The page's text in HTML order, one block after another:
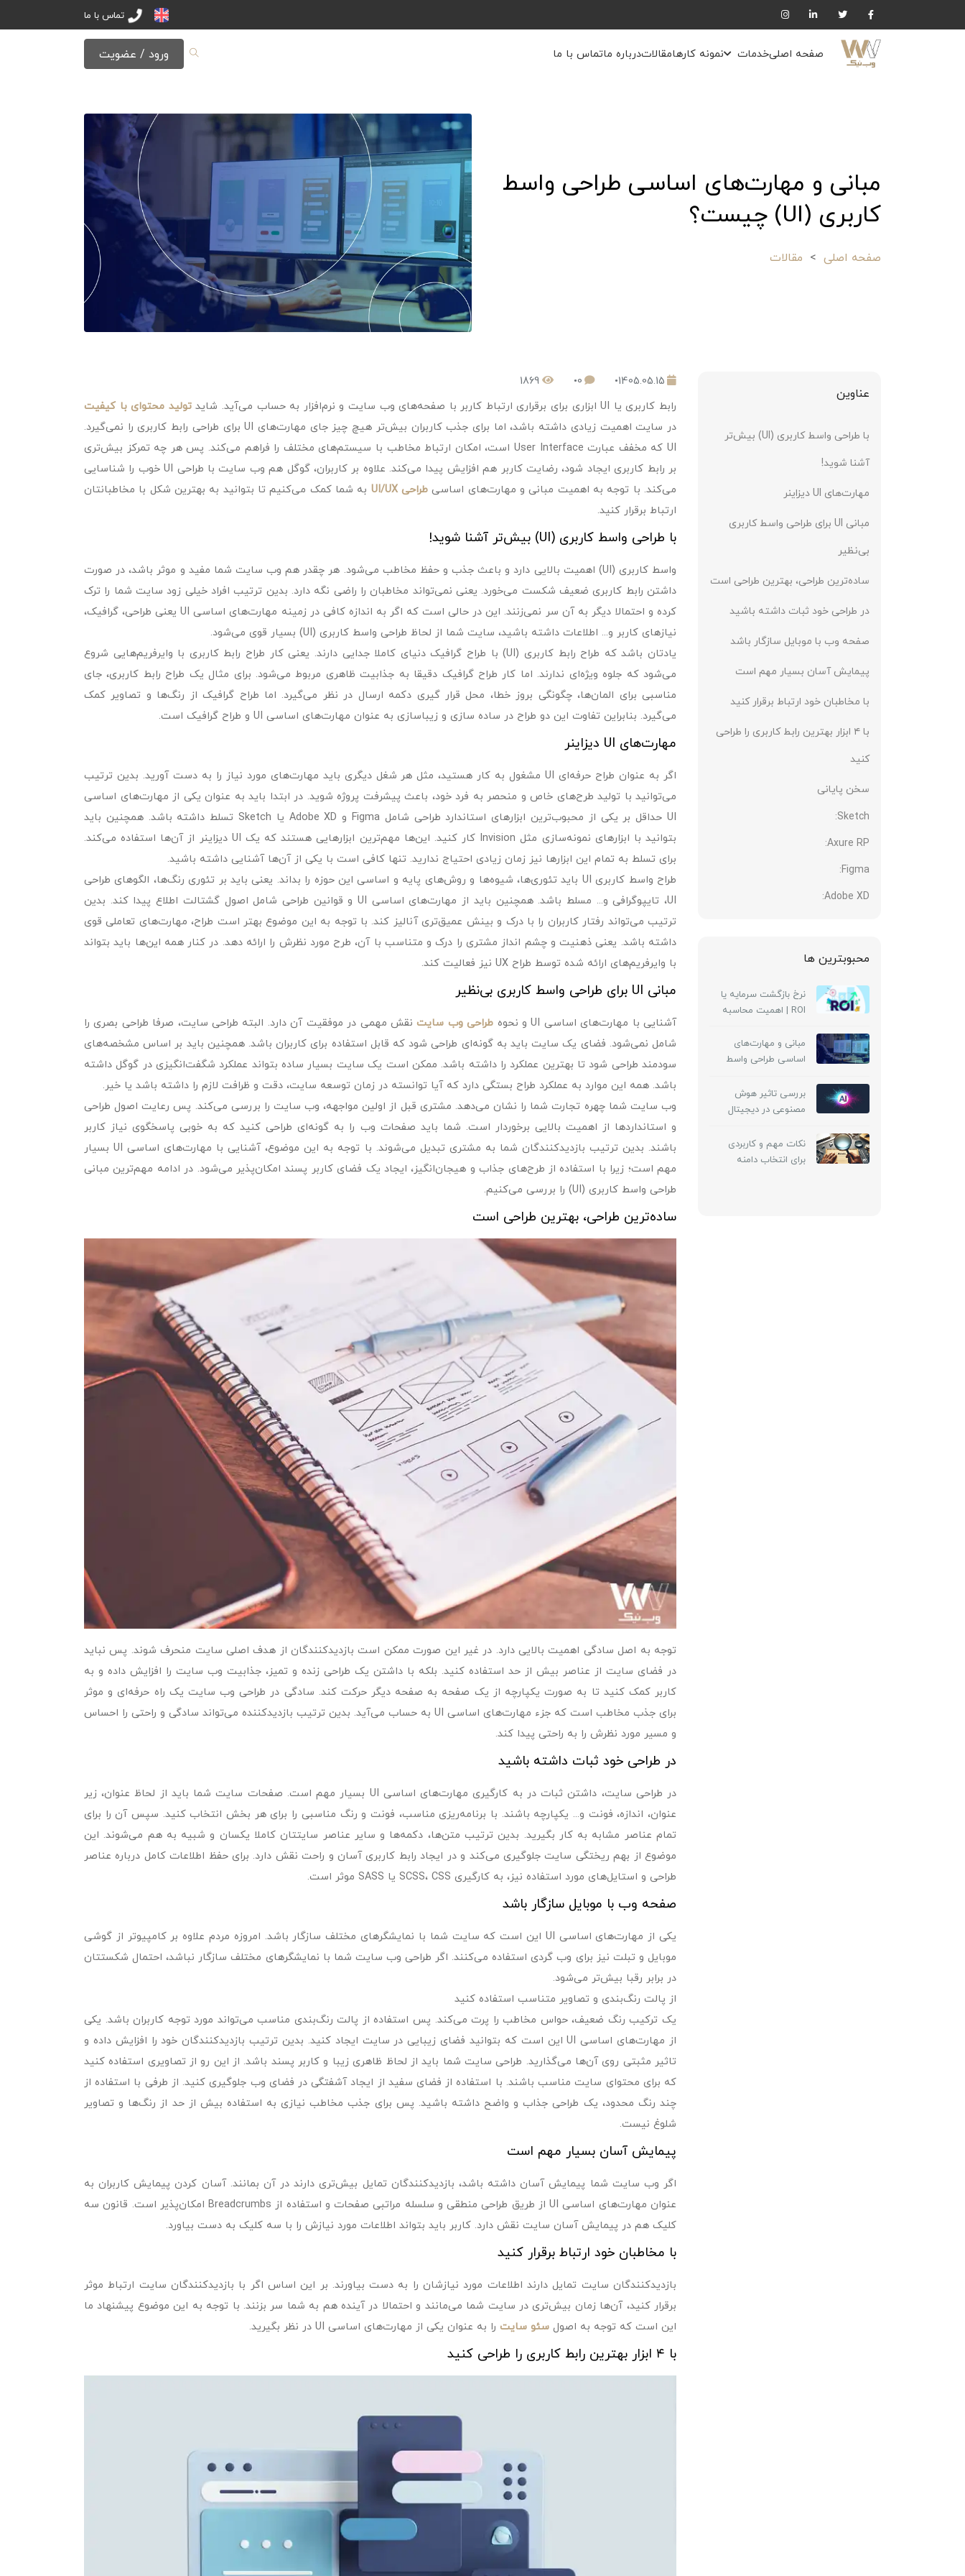
تماس با ما
صفحه اصلیخدمات نمونه کارهامقالاتدرباره ماتماس با ما ورود / عضویت
مبانی و مهارت‌های اساسی طراحی واسط
کاربری (UI) چیست؟
صفحه اصلی مقالات
عناوین
با طراحی واسط کاربری (UI) بیش‌تر
آشنا شوید!
مهارت‌های UI دیزاینر
مبانی UI برای طراحی واسط کاربری
بی‌نظیر
ساده‌ترین طراحی، بهترین طراحی است
در طراحی خود ثبات داشته باشید
صفحه وب با موبایل سازگار باشد
پیمایش آسان بسیار مهم است
با مخاطبان خود ارتباط برقرار کنید
با ۴ ابزار بهترین رابط کاربری را طراحی
کنید
سخن پایانی
Sketch:
Axure RP:
Figma:
Adobe XD:
محبوبترین ها
نرخ بازگشت سرمایه یا
ROI | اهمیت محاسبه
در دیجیتال مارکتینگ
مبانی و مهارت‌های
اساسی طراحی واسط
بررسی تاثیر هوش
مصنوعی در دیجیتال
نکات مهم و کاربردی
برای انتخاب دامنه
1405.05.15
0
1869
رابط کاربری یا UI ابزاری برای برقراری ارتباط کاربر با صفحه‌های وب سایت و نرم‌افزار به حساب می‌آید. شاید
تولید محتوای با کیفیت
در سایت اهمیت زیادی داشته باشد، اما برای جذب کاربران بیش‌تر هیچ چیز جای مهارت‌های UI برای طراحی رابط کاربری را نمی‌گیرد.
UI که مخفف عبارت User Interface است، امکان ارتباط مخاطب با سیستم‌های مختلف را فراهم می‌کند. پس هر چه تمرکز بیش‌تری
بر رابط کاربری ایجاد شود، رضایت کاربر هم افزایش پیدا می‌کند. علاوه بر کاربران، گوگل هم وب سایت با طراحی UI خوب را شناسایی
می‌کند. با توجه به اهمیت مبانی و مهارت‌های اساسیطراحی UI/UX
به شما کمک می‌کنیم تا بتوانید به بهترین شکل با مخاطبانتان
ارتباط برقرار کنید.
با طراحی واسط کاربری (UI) بیش‌تر آشنا شوید!
واسط کاربری (UI) اهمیت بالایی دارد و باعث جذب و حفظ مخاطب می‌شود. هر چقدر هم وب سایت شما مفید و موثر باشد، در صورت
داشتن رابط کاربری ضعیف شکست می‌خورد. یعنی نمی‌تواند مخاطبان را راضی نگه دارد. بدین ترتیب افراد خیلی زود سایت شما را ترک
کرده و احتمالا دیگر به آن سر نمی‌زنند. این در حالی است که اگر به اندازه کافی در زمینه مهارت‌های اساسی UI یعنی طراحی، گرافیک،
نیاز‌های کاربر و... اطلاعات داشته باشید، سایت شما از لحاظ طراحی واسط کاربری (UI) بسیار قوی می‌شود.
یادتان باشد که طراح رابط کاربری (UI) با طراح گرافیک دنیای کاملا جدایی دارند. یعنی کار طراح رابط کاربری با وایرفریم‌هایی شروع
می‌شود که جلوه ویژه‌ای ندارند. اما کار طراح گرافیک دقیقا به جذابیت ظاهری مربوط می‌شود. برای مثال یک طراح رابط کاربری، جای
مناسبی برای المان‌ها، چگونگی بروز خطا، محل قرار گیری دکمه ارسال در نظر می‌گیرد. اما طراح گرافیک از رنگ‌ها و تصاویر کمک
می‌گیرد. بنابراین تفاوت این دو طراح در ساده سازی و زیباسازی به عنوان مهارت‌های اساسی UI و طراح گرافیک است.
مهارت‌های UI دیزاینر
اگر به عنوان طراح حرفه‌ای UI مشغول به کار هستید، مثل هر شغل دیگری باید مهارت‌های مورد نیاز را به دست‌ آورید. بدین ترتیب
می‌توانید با تولید طرح‌های خاص و منحصر به فرد خود، باعث پیشرفت پروژه شوید. در ابتدا باید به عنوان یکی از مهارت‌های اساسی
UI حداقل بر یکی از محبوب‌ترین ابزار‌های استاندارد طراحی شامل Figma و Adobe XD یا Sketch تسلط داشته باشد. همچنین باید
بتوانید با ابزار‌های نمونه‌سازی مثل Invision کار کنید. این‌ها مهم‌ترین ابزار‌هایی هستند که یک UI دیزاینر از آن‌ها استفاده می‌کند.
برای تسلط به تمام این ابزار‌ها نیز زمان زیادی احتیاج ندارید. تنها کافی است با یکی از آن‌ها آشنایی داشته باشید.
طراح واسط کاربری UI باید تئوری‌ها، شیوه‌ها و روش‌های پایه و اساسی این حوزه را بداند. یعنی باید بر تئوری رنگ‌ها، الگو‌های طراحی
UI، تایپوگرافی و... مسلط باشد. همچنین باید از مهارت‌های اساسی UI و قوانین طراحی شامل اصول گشتالت اطلاع پیدا کند. بدین
ترتیب می‌تواند رفتار کاربران را با درک و بینش عمیق‌تری آنالیز کند. با توجه به این موضوع بهتر است طراح، مهارت‌های تعاملی قوی
داشته باشد. یعنی ذهنیت و چشم انداز مشتری را درک و متناسب با آن، طرح مورد نظرش را ارائه دهد. در کنار همه این‌ها باید بتواند
با وایرفریم‌های ارائه شده توسط طراح UX نیز فعالیت کند.
مبانی UI برای طراحی واسط کاربری بی‌نظیر
آشنایی با مهارت‌های اساسی UI و نحوه طراحی وب سایت نقش مهمی در موفقیت آن دارد. البته طراحی سایت، صرفا طراحی بصری را
شامل نمی‌شود. فضای یک سایت باید به گونه‌ای طراحی شود که قابل استفاده برای کاربران باشد. همچنین باید بر اساس مشخصه‌های
سودمند طراحی شود تا بهترین عملکرد را داشته باشد. ممکن است یک سایت بسیار ساده بتواند عملکرد شگفت‌انگیزی در گوگل داشته
باشد. همه این موارد به عملکرد طراح بستگی دارد که آیا توانسته در زمان توسعه سایت، دقت و ظرافت لازم را داشته باشد یا خیر.
وب سایت شما چهره تجارت شما را نشان می‌دهد. مشتری قبل از اولین مواجهه، وب سایت را بررسی می‌کند. پس رعایت اصول طراحی
و استاندارد‌ها از اهمیت بالایی برخوردار است. شما باید صفحات وب را به گونه‌ای طراحی کنید که به خوبی پاسخگوی نیاز کاربر
باشند. بدین ترتیب بازدیدکنندگان شما به مشتری تبدیل می‌شوند. با توجه به این موضوع، آشنایی با مهارت‌های اساسی UI بسیار
مهم است؛ زیرا با استفاده از طرح‌های جذاب و هیجان‌انگیز، ایجاد یک فضای کاربر پسند امکان‌پذیر می‌شود. در ادامه مهم‌ترین مبانی
طراحی واسط کاربری (UI) را بررسی می‌کنیم.
ساده‌ترین طراحی، بهترین طراحی است
توجه به اصل سادگی اهمیت بالایی دارد. در غیر این صورت ممکن است بازدید‌کنندگان از هدف اصلی سایت منحرف شوند. پس نباید
در فضای سایت از عناصر بیش از حد استفاده کنید. بلکه با داشتن یک طراحی زنده و تمیز، جذابیت وب سایت را افزایش داده و به
کاربر کمک کنید تا به صورت یکپارچه از یک صفحه به صفحه دیگر حرکت کند. سادگی در طراحی وب سایت یک راه حرفه‌ای و موثر
برای جذب مخاطب است که جزء مهارت‌های اساسی UI به حساب می‌آید. بدین ترتیب بازدید‌کننده می‌تواند سادگی و راحتی را احساس
و مسیر مورد نظرش را به راحتی پیدا کند.
در طراحی خود ثبات داشته باشید
در طراحی سایت، داشتن ثبات در به کارگیری مهارت‌های اساسی UI بسیار مهم است. صفحات سایت شما باید از لحاظ عنوان، زیر
عنوان، اندازه، فونت و... یکپارچه باشند. با برنامه‌ریزی مناسب، فونت و رنگ مناسبی را برای هر بخش انتخاب کنید. سپس آن را برای
تمام عناصر مشابه به کار بگیرید. بدین ترتیب متن‌ها، دکمه‌ها و سایر عناصر سایتتان کاملا یکسان و شبیه به هم می‌شوند. این
موضوع از بهم ریختگی سایت جلوگیری می‌کند و در ایجاد رابط کاربری آسان و راحت نقش دارد. برای حفظ اطلاعات کامل درباره عناصر
طراحی و استایل‌های مورد استفاده نیز، به کارگیری SCSS، CSS یا SASS موثر است.
صفحه وب با موبایل سازگار باشد
یکی از مهارت‌های اساسی UI این است که سایت شما با نمایشگر‌های مختلف سازگار باشد. امروزه مردم علاوه بر کامپیوتر از گوشی
موبایل و تبلت نیز برای وب گردی استفاده می‌کنند. اگر طراحی وب سایت شما با نمایشگر‌های مختلف سازگار نباشد، احتمال شکستتان
در برابر رقبا بیش‌تر می‌شود.
از پالت رنگ‌بندی و تصاویر متناسب استفاده کنید
یک ترکیب رنگ ضعیف، حواس مخاطب را پرت می‌کند. پس استفاده از پالت رنگ‌بندی مناسب می‌تواند مورد توجه کاربران باشد. یکی
از مهارت‌های اساسی UI این است که بتوانید فضای زیبایی در سایت ایجاد کنید. بدین ترتیب بازدیدکنندگان خود را افزایش داده و
تاثیر مثبتی روی آن‌ها می‌گذارید. طراحی سایت شما باید از لحاظ ظاهری زیبا و کاربر پسند باشد. از این رو از تصاویری استفاده کنید
که برای محتوای سایت مناسب باشند. با استفاده از فضای سفید از ایجاد آشفتگی در فضای وب جلوگیری کنید. از طرفی با استفاده از
چند رنگ محدود، یک طراحی جذاب و واضح داشته باشید. پس برای جذب مخاطب نیازی به استفاده بیش از حد از رنگ‌ها و تصاویر
شلوغ نیست.
پیمایش آسان بسیار مهم است
اگر وب سایت شما پیمایش آسان داشته باشد، بازدیدکنندگان تمایل بیش‌تری دارند در آن بمانند. آسان کردن پیمایش کاربران به
عنوان مهارت‌های اساسی UI از طریق طراحی منطقی و سلسله مراتبی صفحات و استفاده از Breadcrumbs امکان‌پذیر است. قانون سه
کلیک هم در پیمایش آسان سایت نقش دارد. کاربر باید بتواند اطلاعات مورد نیازش را با سه کلیک به دست بیاورد.
با مخاطبان خود ارتباط برقرار کنید
بازدیدکنندگان سایت تمایل دارند اطلاعات مورد نیازشان را به دست بیاورند. بر این اساس اگر با بازدید‌کنندگان سایت ارتباط موثر
برقرار کنید، آن‌ها زمان بیش‌تری در سایت شما می‌مانند و احتمالا در آینده هم به شما سر بزنند. با توجه به این موضوع پیشنهاد ما
این است که توجه به اصول سئو سایت را به عنوان یکی از مهارت‌های اساسی UI در نظر بگیرید.
با ۴ ابزار بهترین رابط کاربری را طراحی کنید